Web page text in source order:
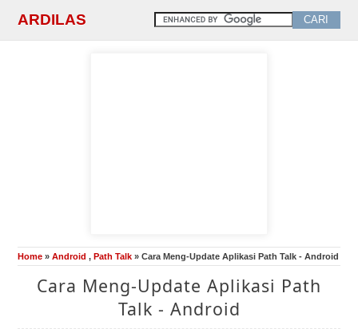
ARDILAS
Home »Android ,Path Talk » Cara Meng-Update Aplikasi Path Talk - Android
Cara Meng-Update Aplikasi Path
Talk - Android